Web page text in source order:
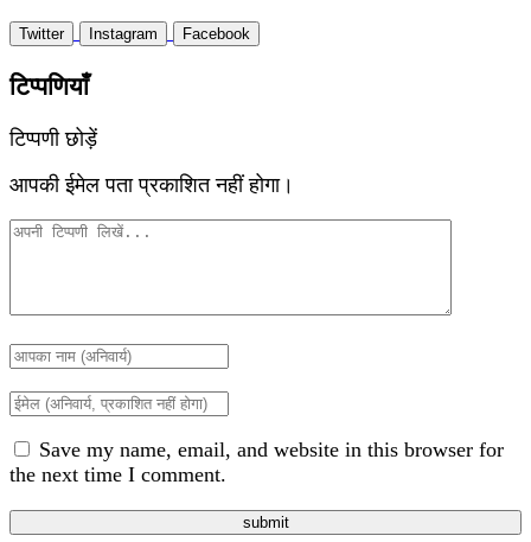
Twitter Instagram Facebook
टिप्पणियाँ
टिप्पणी छोड़ें
आपकी ईमेल पता प्रकाशित नहीं होगा।
Save my name, email, and website in this browser for
the next time I comment.
submit